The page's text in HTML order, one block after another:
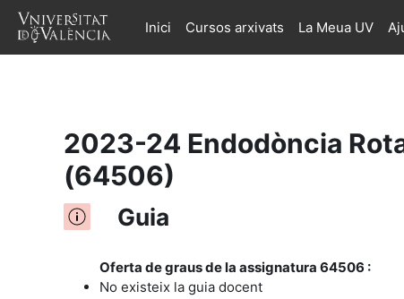
Ves al contingut principalInici Cursos arxivats La Meua UV
2023-24 Endodòncia
(64506)
Guia
Oferta de graus de la assignatura 64506 :
No existeix la guia docent